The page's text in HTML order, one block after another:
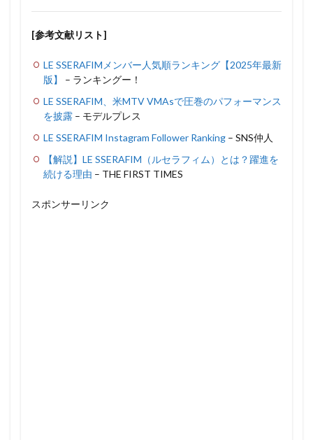
[参考文献リスト]
LE SSERAFIMメンバー人気順ランキング【2025年最新
版】
– ランキングー！
LE SSERAFIM、米MTV VMAsで圧巻のパフォーマンス
を披露 – モデルプレス
LE SSERAFIM Instagram Follower Ranking – SNS仲人
【解説】LE SSERAFIM（ルセラフィム）とは？躍進を
続ける理由 – THE FIRST TIMES
スポンサーリンク